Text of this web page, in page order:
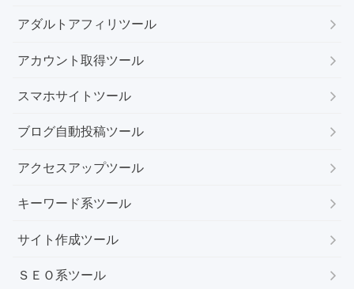
アダルトアフィリツール
アカウント取得ツール
スマホサイトツール
ブログ自動投稿ツール
アクセスアップツール
キーワード系ツール
サイト作成ツール
ＳＥＯ系ツール